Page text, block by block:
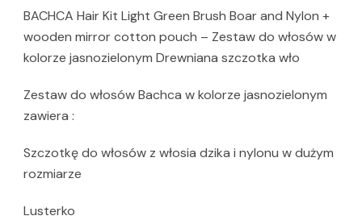
BACHCA Hair Kit Light Green Brush Boar and Nylon +
wooden mirror cotton pouch – Zestaw do włosów w
kolorze jasnozielonym Drewniana szczotka wło
Zestaw do włosów Bachca w kolorze jasnozielonym
zawiera :
Szczotkę do włosów z włosia dzika i nylonu w dużym
rozmiarze
Lusterko